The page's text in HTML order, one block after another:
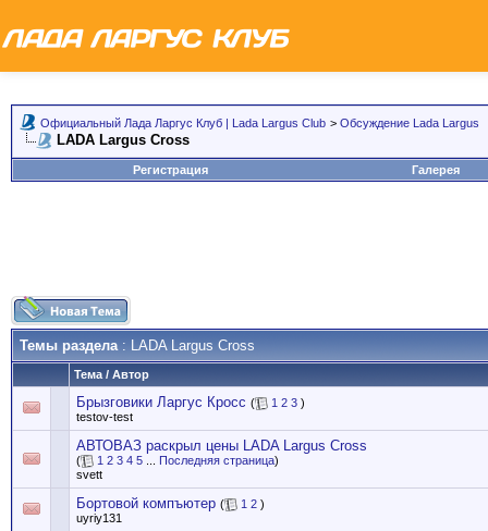
Официальный Лада Ларгус Клуб | Lada Largus Club > Обсуждение Lada Largus
LADA Largus Cross
Регистрация Галерея
Темы раздела: LADA Largus Cross
Тема / Автор
Брызговики Ларгус Кросс ( 1 2 3 )
testov-test
АВТОВАЗ раскрыл цены LADA Largus Cross
( 1 2 3 4 5 Последняя страница)
svett
Бортовой компъютер ( 1 2 )
uyriy131